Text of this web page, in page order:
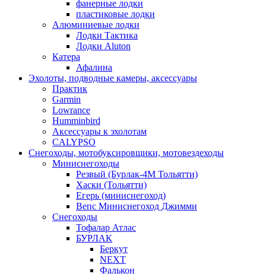
фанерные лодки
пластиковые лодки
Алюминиевые лодки
Лодки Тактика
Лодки Aluton
Катера
Афалина
Эхолоты, подводные камеры, аксессуары
Практик
Garmin
Lowrance
Humminbird
Аксессуары к эхолотам
CALYPSO
Снегоходы, мотобуксировщики, мотовездеходы
Миниснегоходы
Резвый (Бурлак-4М Тольятти)
Хаски (Тольятти)
Егерь (миниснегоход)
Вепс Миниснегоход Джимми
Снегоходы
Тофалар Атлас
БУРЛАК
Беркут
NEXT
Фалькон